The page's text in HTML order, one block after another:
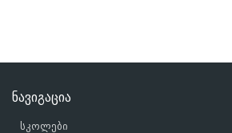
ნავიგაცია
სკოლები